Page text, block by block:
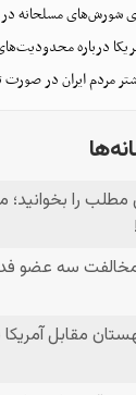
شورش‌های مسلحانه در
درباره
مردم ایران در